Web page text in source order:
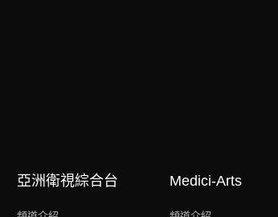
亞洲衛視綜合台 Medici-Arts